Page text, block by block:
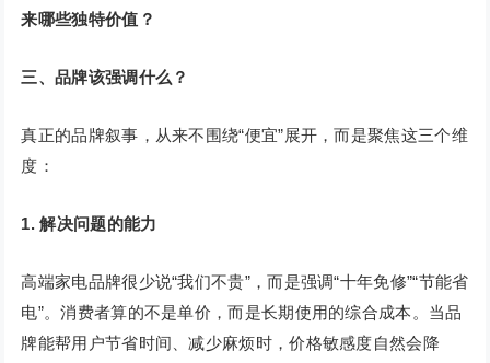
来哪些独特价值？
三、品牌该强调什么？
真正的品牌叙事，从来不围绕“便宜”展开，而是聚焦这三个维
度：
1. 解决问题的能力
高端家电品牌很少说“我们不贵”，而是强调“十年免修”“节能省
电”。消费者算的不是单价，而是长期使用的综合成本。当品
牌能帮用户节省时间、减少麻烦时，价格敏感度自然会降